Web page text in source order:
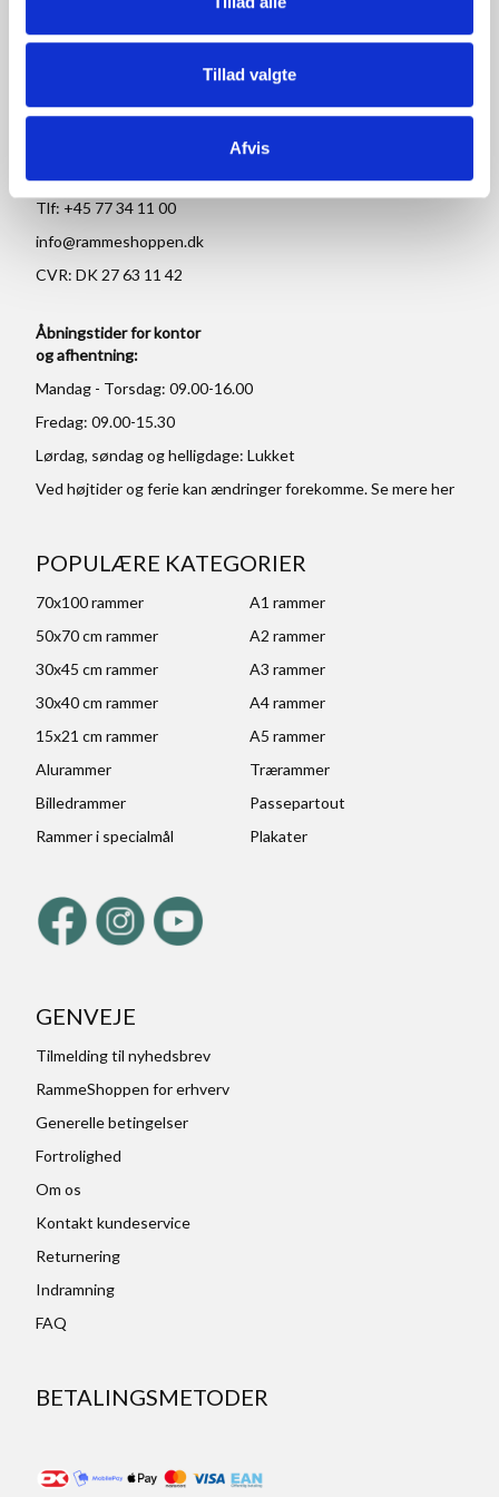
Tillad valgte
Afvis
RAMMESHOPPEN.DK
Ove Jensens Allé 31
Tlf: +45 77 34 11 00
info@rammeshoppen.dk
CVR: DK 27 63 11 42
Åbningstider for kontor
og afhentning:
Mandag - Torsdag: 09.00-16.00
Fredag: 09.00-15.30
Lørdag, søndag og helligdage: Lukket
Ved højtider og ferie kan ændringer forekomme. Se mereher
POPULÆRE KATEGORIER
70x100 rammer
A1 rammer
50x70 cm rammer
A2 rammer
30x45 cm rammer
A3 rammer
30x40 cm rammer
A4 rammer
15x21 cm rammer
A5 rammer
Alurammer
Trærammer
Billedrammer
Passepartout
Rammer i specialmål
Plakater
GENVEJE
Tilmelding til nyhedsbrev
RammeShoppen for erhverv
Generelle betingelser
Fortrolighed
Om os
Kontakt kundeservice
Returnering
Indramning
FAQ
BETALINGSMETODER